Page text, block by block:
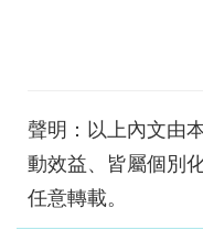
聲明：以上內文由
動效益、皆屬個別
任意轉載。